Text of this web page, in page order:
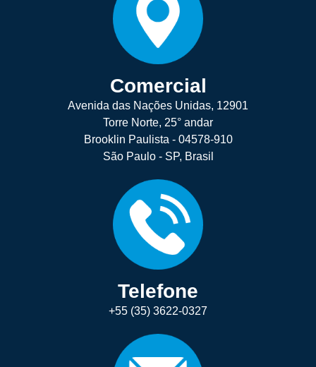
Comercial
Avenida das Nações Unidas, 12901
Torre Norte, 25° andar
Brooklin Paulista - 04578-910
São Paulo - SP, Brasil
Telefone
+55 (35) 3622-0327